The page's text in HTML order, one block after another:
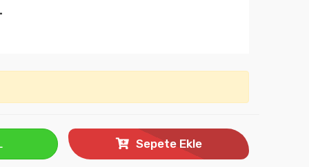
Sepete Ekle